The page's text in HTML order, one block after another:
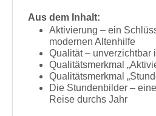
Aus dem Inhalt:
Aktivierung – ein
modernen Altenhilfe
Qualität – unverzichtbar
Qualitätsmerkmal
Qualitätsmerkmal
Die Stundenbilder –
Reise durchs Jahr